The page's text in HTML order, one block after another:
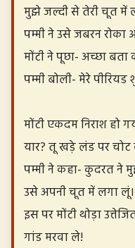
मुझे जल्दी से तेरी चूत में
पम्मी ने उसे जबरन रोका
मोंटी ने पूछा- अच्छा बता
पम्मी बोली- मेरे
मोंटी एकदम निराश हो
यार? तू खड़े लंड पर चोट
पम्मी ने कहा- कुदरत ने
उसे अपनी चूत में लगा लूं।
इस पर मोंटी थोड़ा
गांड मरवा ले!